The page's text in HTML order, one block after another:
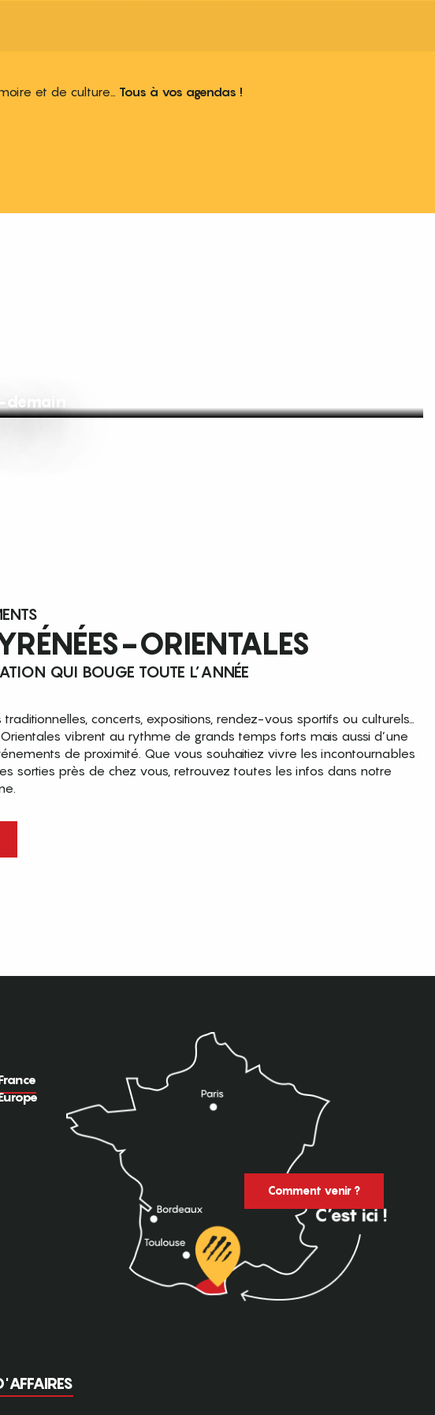
et de culture… Tous à vos agendas !
ORIENTALES
QUI BOUGE TOUTE L’ANNÉE
traditionnelles, concerts, expositions, rendez-vous sportifs ou culturels…
vibrent au rythme de grands temps forts mais aussi d’une
de proximité. Que vous souhaitiez vivre les incontournables
sorties près de chez vous, retrouvez toutes les infos dans notre
Comment venir ?